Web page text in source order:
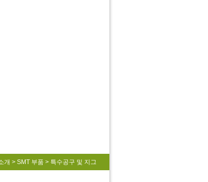
개 > SMT 부품 > 특수공구 및 지그